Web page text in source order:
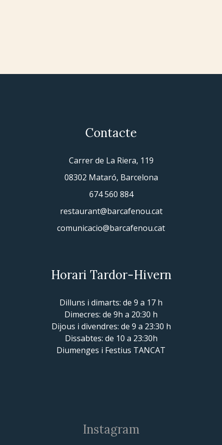
Contacte
Carrer de La Riera, 119
08302 Mataró, Barcelona
674 560 884
restaurant@barcafenou.cat
comunicacio@barcafenou.cat
Horari Tardor-Hivern
Dilluns i dimarts: de 9 a 17 h
Dimecres: de 9h a 20:30 h
Dijous i divendres: de 9 a 23:30 h
Dissabtes: de 10 a 23:30h
Diumenges i Festius TANCAT
Instagram